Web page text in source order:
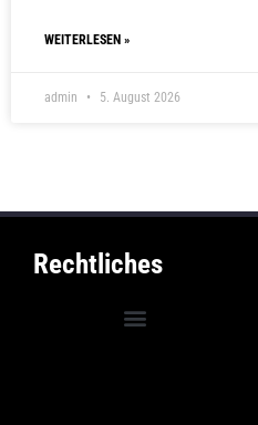
WEITERLESEN »
admin 5. August 2026
Rechtliches